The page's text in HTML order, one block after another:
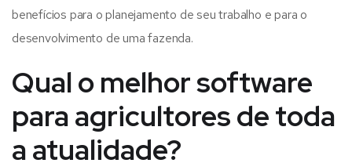
benefícios para o planejamento de seu trabalho e para o
desenvolvimento de uma fazenda.
Qual o melhor software
para agricultores de toda
a atualidade?